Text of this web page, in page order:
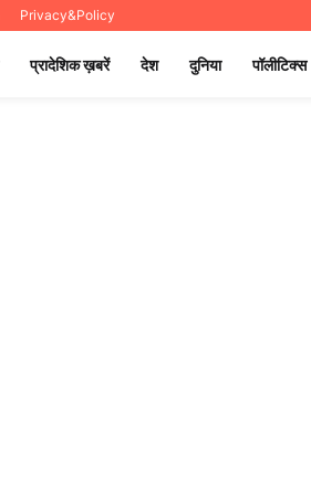
Privacy&Policy
प्रादेशिक ख़बरें देश दुनिया पॉलीटिक्स